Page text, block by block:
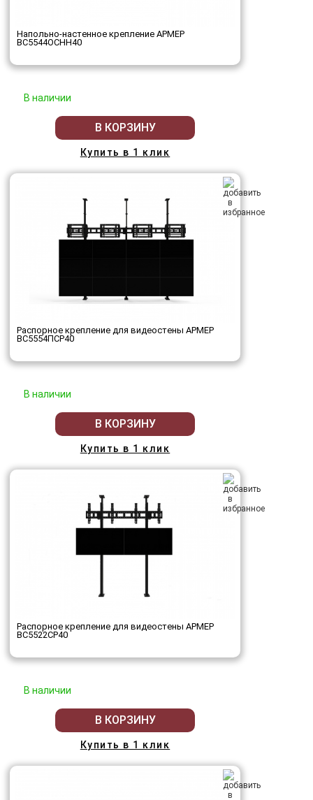
Напольно-настенное крепление АРМЕР
ВС5544ОСНН40
В наличии
В КОРЗИНУ
Купить в 1 клик
Распорное крепление для видеостены АРМЕР
ВС5554ПСР40
В наличии
В КОРЗИНУ
Купить в 1 клик
Распорное крепление для видеостены АРМЕР
ВС5522СР40
В наличии
В КОРЗИНУ
Купить в 1 клик